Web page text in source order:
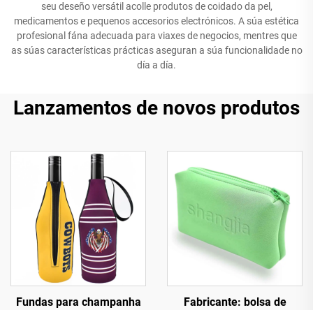
seu deseño versátil acolle produtos de coidado da pel,
medicamentos e pequenos accesorios electrónicos. A súa estética
profesional fána adecuada para viaxes de negocios, mentres que
as súas características prácticas aseguran a súa funcionalidade no
día a día.
Lanzamentos de novos produtos
Fundas para champanha
Fabricante: bolsa de